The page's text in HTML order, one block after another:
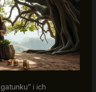
i ich